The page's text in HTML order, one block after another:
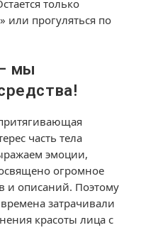
только
или прогуляться по
мы
часть тела
эмоции,
огромное
и описаний. Поэтому
затрачивали
красоты лица с